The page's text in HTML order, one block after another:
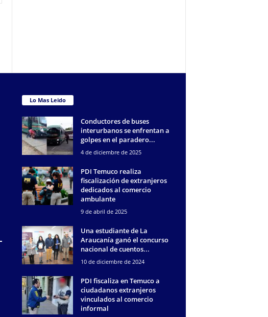
Lo Mas Leido
Conductores de buses
interurbanos se enfrentan a
golpes en el paradero...
4 de diciembre de 2025
PDI Temuco realiza
fiscalización de extranjeros
dedicados al comercio
ambulante
9 de abril de 2025
Una estudiante de La
Araucanía ganó el concurso
nacional de cuentos...
10 de diciembre de 2024
PDI fiscaliza en Temuco a
ciudadanos extranjeros
vinculados al comercio
informal